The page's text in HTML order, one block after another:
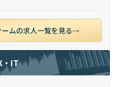
ムの求人一覧を見る
・IT